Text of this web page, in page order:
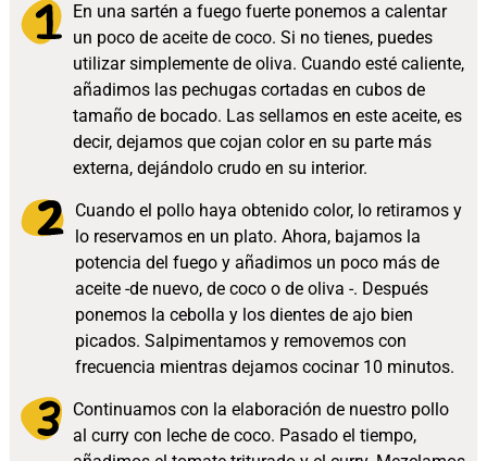
En una sartén a fuego fuerte ponemos a calentar
un poco de aceite de coco. Si no tienes, puedes
utilizar simplemente de oliva. Cuando esté caliente,
añadimos las pechugas cortadas en cubos de
tamaño de bocado. Las sellamos en este aceite, es
decir, dejamos que cojan color en su parte más
externa, dejándolo crudo en su interior.
Cuando el pollo haya obtenido color, lo retiramos y
lo reservamos en un plato. Ahora, bajamos la
potencia del fuego y añadimos un poco más de
aceite -de nuevo, de coco o de oliva -. Después
ponemos la cebolla y los dientes de ajo bien
picados. Salpimentamos y removemos con
frecuencia mientras dejamos cocinar 10 minutos.
Continuamos con la elaboración de nuestro pollo
al curry con leche de coco. Pasado el tiempo,